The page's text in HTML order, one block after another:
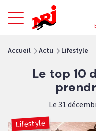
NRJ -
Accueil Actu Lifestyle
Le top 10
Le 31
Lifestyle